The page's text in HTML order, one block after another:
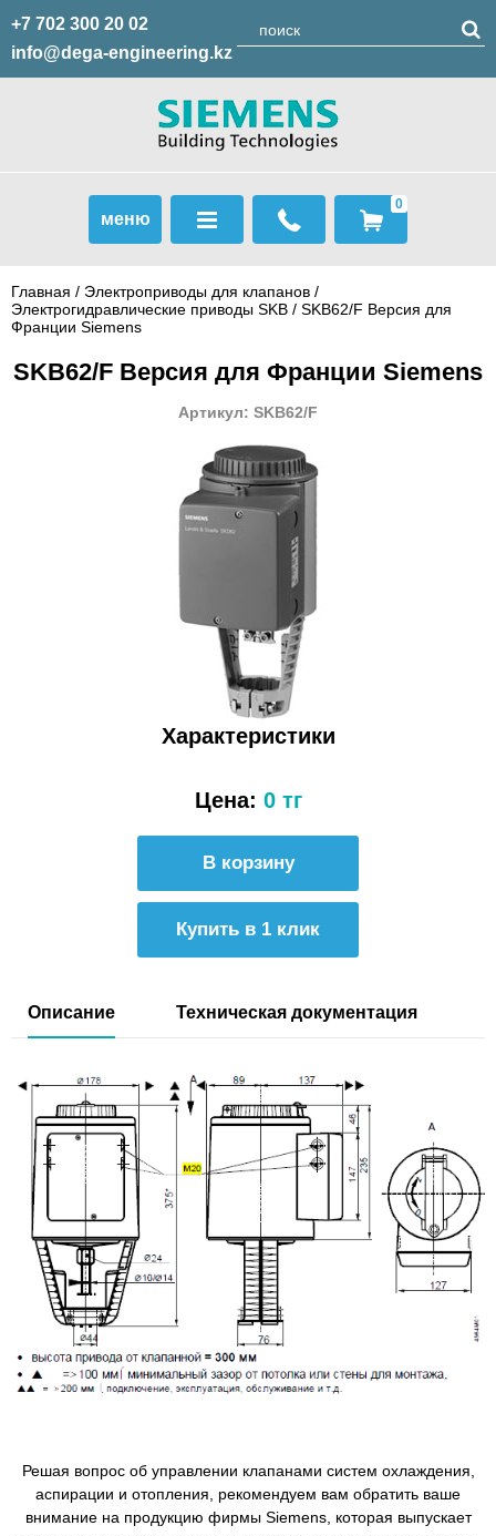
+7 702 300 20 02
info@dega-engineering.kz
меню
0
Главная / Электроприводы для клапанов /
Электрогидравлические приводы SKB / SKB62/F Версия для
Франции Siemens
SKB62/F Версия для Франции Siemens
Артикул: SKB62/F
Характеристики
Цена: 0 тг
Купить в 1 клик
Описание Техническая документация
Решая вопрос об управлении клапанами систем охлаждения,
аспирации и отопления, рекомендуем вам обратить ваше
внимание на продукцию фирмы Siemens, которая выпускает